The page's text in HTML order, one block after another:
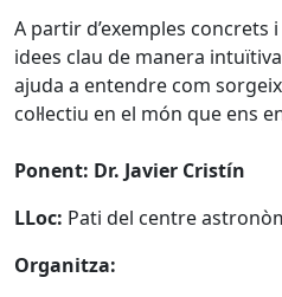
A partir d’exemples
idees clau de manera
ajuda a entendre com
col·lectiu en el món que ens
Ponent: Dr. Javier Cristín
LLoc: Pati del centre
Organitza: